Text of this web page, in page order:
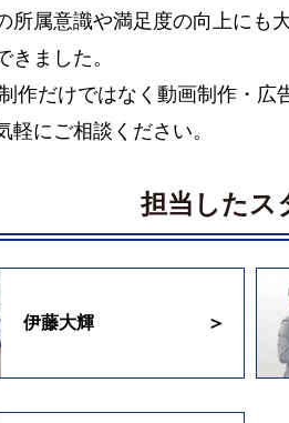
所属意識や満足度の向上にも
きました。
作だけではなく動画制作・広
軽にご相談ください。
担当したス
伊藤大輝